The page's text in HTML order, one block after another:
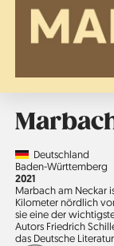
CountryDeutschland
Region
Baden-Württemberg
Jahr
2021
Marbach am Neckar
Kilometer nördlich
sie eine der
Autors Friedrich
das Deutsche